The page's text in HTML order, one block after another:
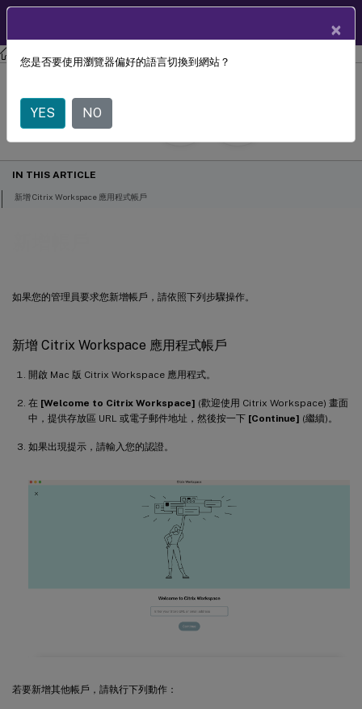
Citrix Workspace 應用程式 Mac 版 Citrix Workspace 應用程式
如果您的管理員要求您新增帳戶，請依照下列步驟操作。
新增 Citrix Workspace 應用程式帳戶
開啟 Mac 版 Citrix Workspace 應用程式。
在 [Welcome to Citrix Workspace] (歡迎使用 Citrix Workspace) 畫面
中，提供存放區 URL 或電子郵件地址，然後按一下 [Continue] (繼續)。
如果出現提示，請輸入您的認證。
若要新增其他帳戶，請執行下列動作：
新增帳戶
April 30, 2025
IN THIS ARTICLE
新增 Citrix Workspace 應用程式帳戶
×
您是否要使用瀏覽器偏好的語言切換到網站？
YES NO